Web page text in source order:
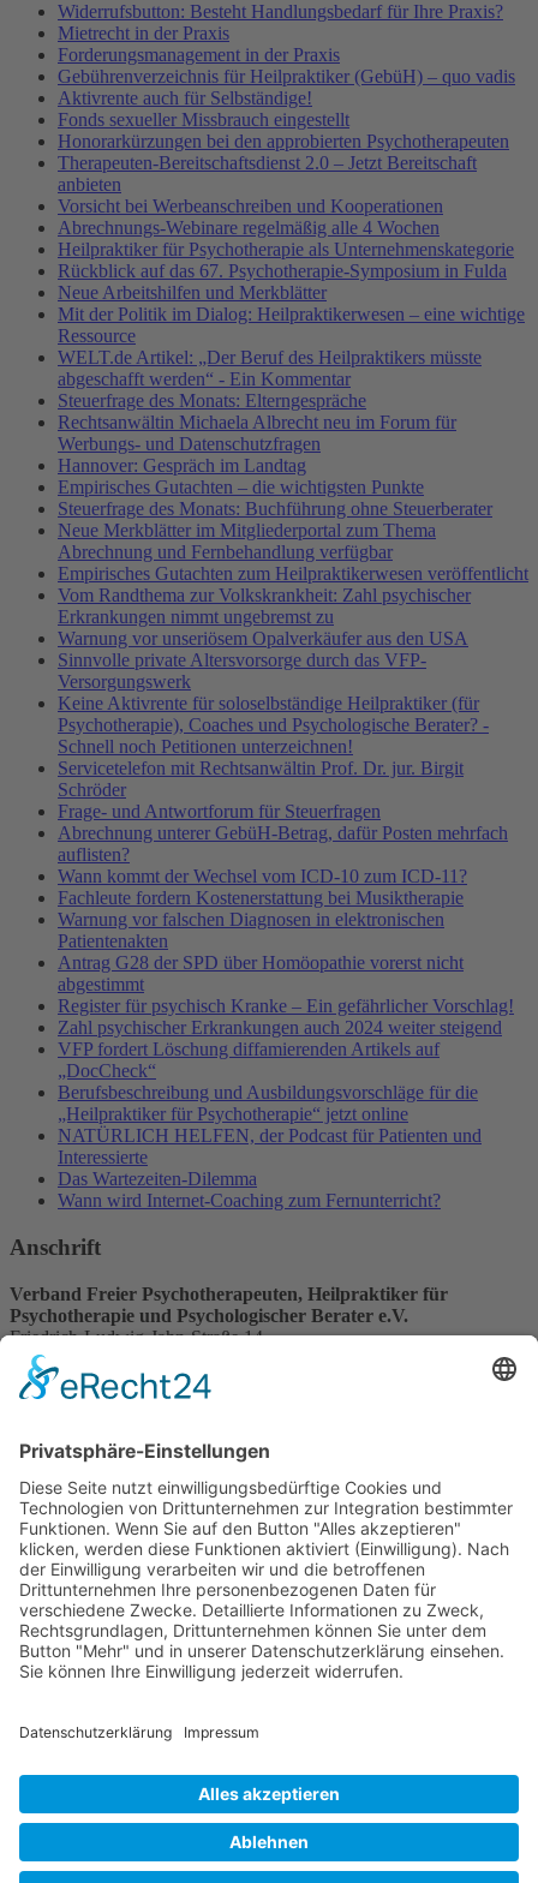
Widerrufsbutton: Besteht Handlungsbedarf für Ihre Praxis?
Mietrecht in der Praxis
Forderungsmanagement in der Praxis
Gebührenverzeichnis für Heilpraktiker (GebüH) – quo vadis
Aktivrente auch für Selbständige!
Fonds sexueller Missbrauch eingestellt
Honorarkürzungen bei den approbierten Psychotherapeuten
Therapeuten-Bereitschaftsdienst 2.0 – Jetzt Bereitschaft
anbieten
Vorsicht bei Werbeanschreiben und Kooperationen
Abrechnungs-Webinare regelmäßig alle 4 Wochen
Heilpraktiker für Psychotherapie als Unternehmenskategorie
Rückblick auf das 67. Psychotherapie-Symposium in Fulda
Neue Arbeitshilfen und Merkblätter
Mit der Politik im Dialog: Heilpraktikerwesen – eine wichtige
Ressource
WELT.de Artikel: „Der Beruf des Heilpraktikers müsste
abgeschafft werden“ - Ein Kommentar
Steuerfrage des Monats: Elterngespräche
Rechtsanwältin Michaela Albrecht neu im Forum für
Werbungs- und Datenschutzfragen
Hannover: Gespräch im Landtag
Empirisches Gutachten – die wichtigsten Punkte
Steuerfrage des Monats: Buchführung ohne Steuerberater
Neue Merkblätter im Mitgliederportal zum Thema
Abrechnung und Fernbehandlung verfügbar
Empirisches Gutachten zum Heilpraktikerwesen veröffentlicht
Vom Randthema zur Volkskrankheit: Zahl psychischer
Erkrankungen nimmt ungebremst zu
Warnung vor unseriösem Opalverkäufer aus den USA
Sinnvolle private Altersvorsorge durch das VFP-
Versorgungswerk
Keine Aktivrente für soloselbständige Heilpraktiker (für
Psychotherapie), Coaches und Psychologische Berater? -
Schnell noch Petitionen unterzeichnen!
Servicetelefon mit Rechtsanwältin Prof. Dr. jur. Birgit
Schröder
Frage- und Antwortforum für Steuerfragen
Abrechnung unterer GebüH-Betrag, dafür Posten mehrfach
auflisten?
Wann kommt der Wechsel vom ICD-10 zum ICD-11?
Fachleute fordern Kostenerstattung bei Musiktherapie
Warnung vor falschen Diagnosen in elektronischen
Patientenakten
Antrag G28 der SPD über Homöopathie vorerst nicht
abgestimmt
Register für psychisch Kranke – Ein gefährlicher Vorschlag!
Zahl psychischer Erkrankungen auch 2024 weiter steigend
VFP fordert Löschung diffamierenden Artikels auf
„DocCheck“
Berufsbeschreibung und Ausbildungsvorschläge für die
„Heilpraktiker für Psychotherapie“ jetzt online
NATÜRLICH HELFEN, der Podcast für Patienten und
Interessierte
Das Wartezeiten-Dilemma
Wann wird Internet-Coaching zum Fernunterricht?
Anschrift
Verband Freier Psychotherapeuten, Heilpraktiker für
Psychotherapie und Psychologischer Berater e.V.
Friedrich-Ludwig-Jahn-Straße 14
31582 Nienburg/Weser
Service-Team
05021-8650320
Diese E-Mail-Adresse ist vor Spambots geschützt! Zur Anzeige
muss JavaScript eingeschaltet sein.
Wir sind Mitglied
Impressum
Login